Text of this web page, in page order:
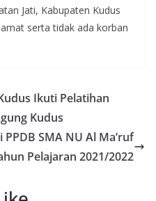
Jati, Kabupaten Kudus
serta tidak ada korban
Ikuti Pelatihan
Kudus
SMA NU Al Ma’ruf
Pelajaran 2021/2022